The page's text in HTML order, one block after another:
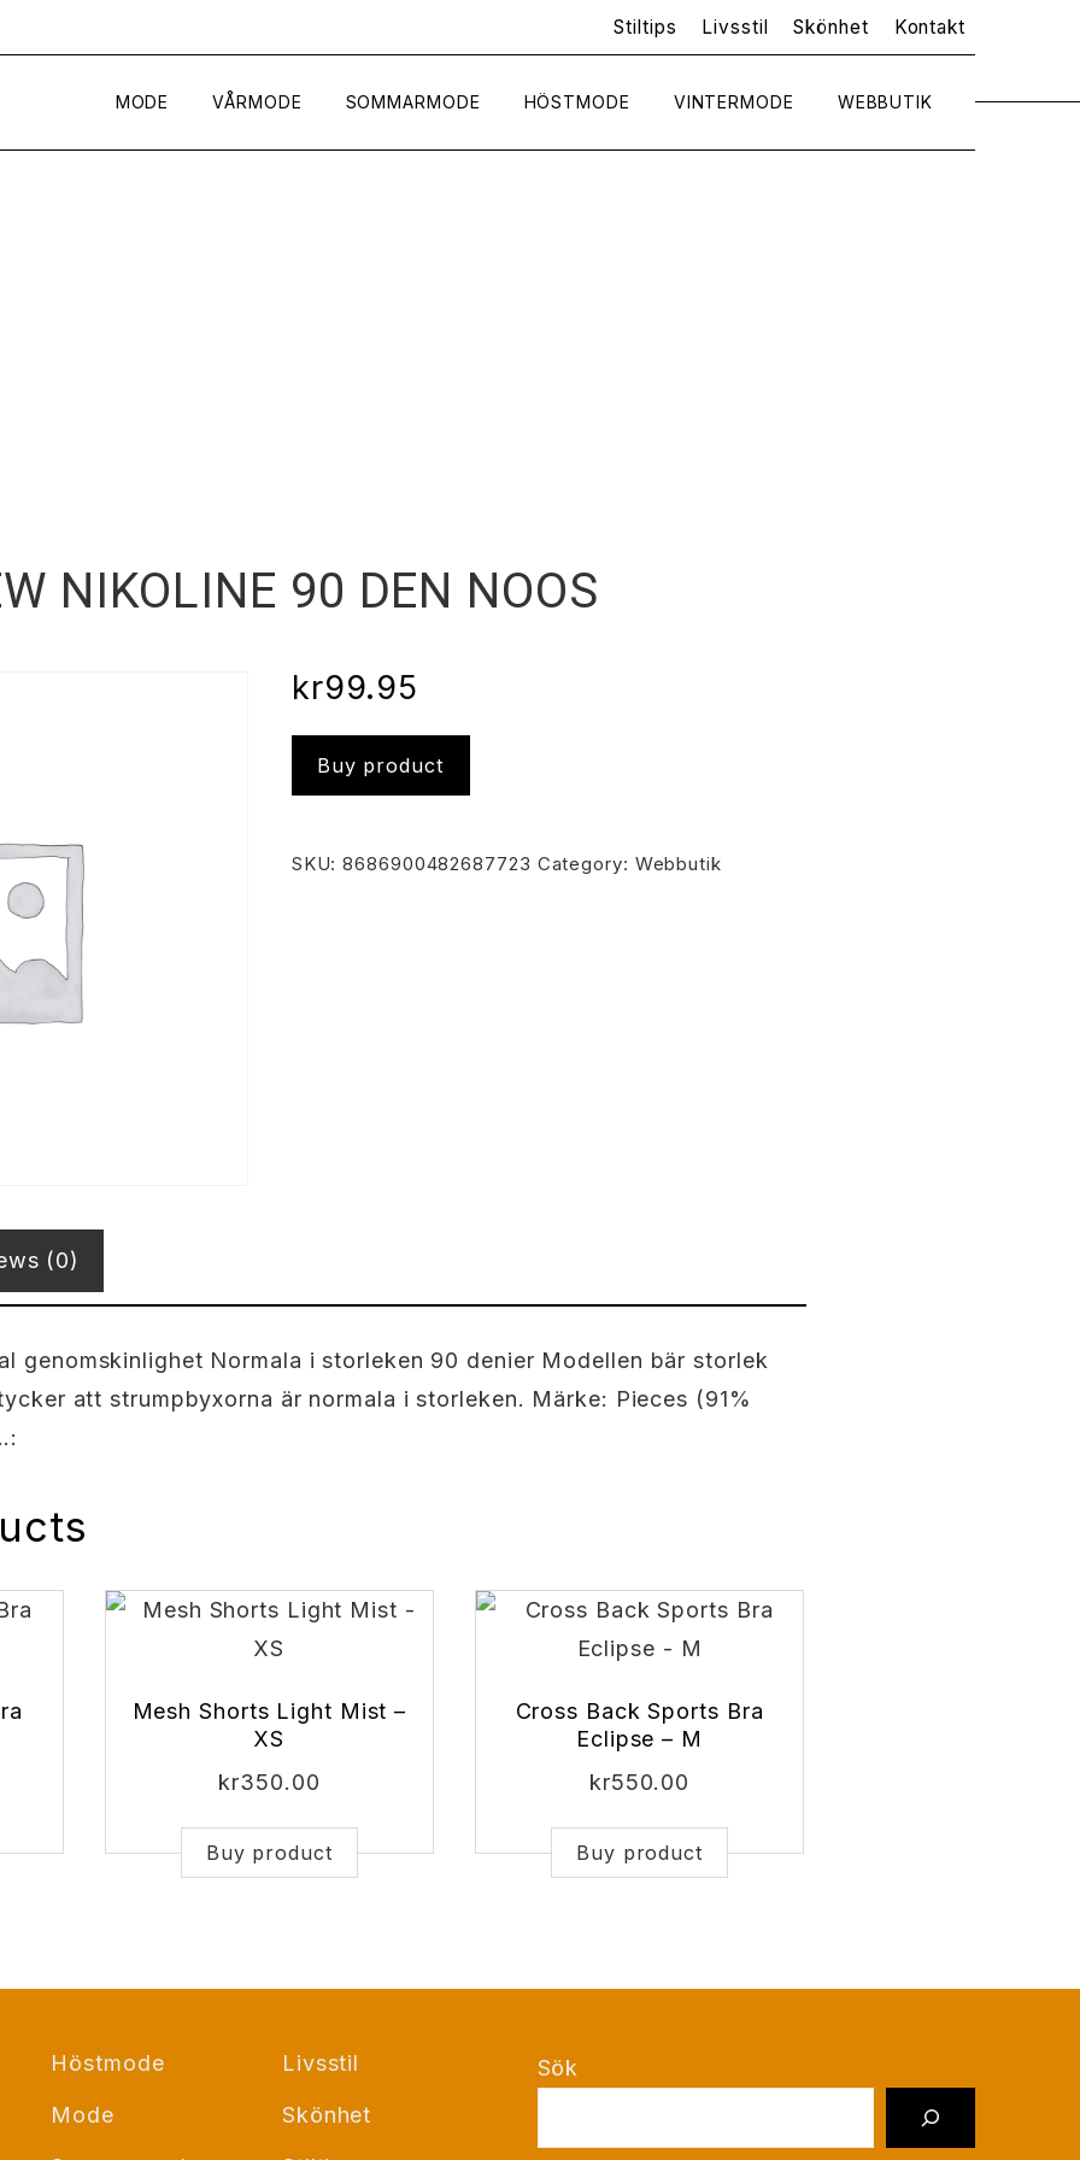
Stiltips Livsstil Skönhet Kontakt
MODE VÅRMODE SOMMARMODE HÖSTMODE VINTERMODE WEBBUTIK
NIKOLINE 90 DEN NOOS
kr99.95
Buy product
SKU:8686900482687723 Category: Webbutik
(0)
genomskinlighet Normala i storleken 90 denier Modellen bär storlek
att strumpbyxorna är normala i storleken. Märke: Pieces (91%
Mesh Shorts Light Mist –
XS
kr350.00
Buy product
Cross Back Sports Bra
Eclipse – M
kr550.00
Buy product
Höstmode Livsstil
Mode Skönhet
Sök